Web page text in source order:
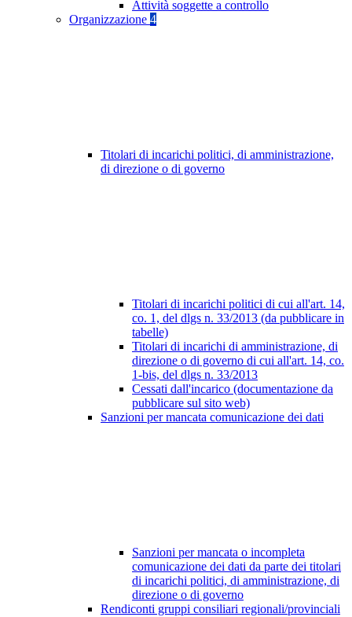
Attività soggette a controllo
Organizzazione 4
Titolari di incarichi politici, di amministrazione,
di direzione o di governo
Titolari di incarichi politici di cui all'art. 14,
co. 1, del dlgs n. 33/2013 (da pubblicare in
tabelle)
Titolari di incarichi di amministrazione, di
direzione o di governo di cui all'art. 14, co.
1-bis, del dlgs n. 33/2013
Cessati dall'incarico (documentazione da
pubblicare sul sito web)
Sanzioni per mancata comunicazione dei dati
Sanzioni per mancata o incompleta
comunicazione dei dati da parte dei titolari
di incarichi politici, di amministrazione, di
direzione o di governo
Rendiconti gruppi consiliari regionali/provinciali